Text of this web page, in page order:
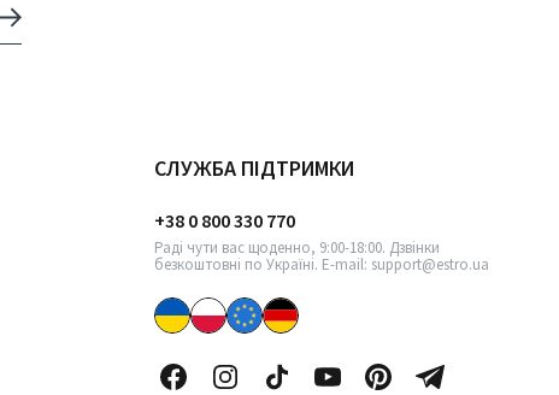
СЛУЖБА ПІДТРИМКИ
+38 0 800 330 770
Раді чути вас щоденно, 9:00-18:00. Дзвінки
безкоштовні по Україні. E-mail: support@estro.ua